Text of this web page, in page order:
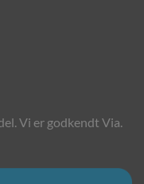
Vi er godkendt Via.